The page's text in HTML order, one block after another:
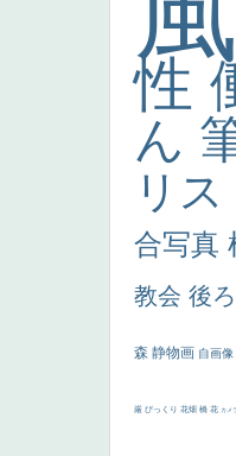
性
ん
リス
合写真
教会 後
森 静物画 自画像
厳 びっくり 花畑 橋 花 カメ